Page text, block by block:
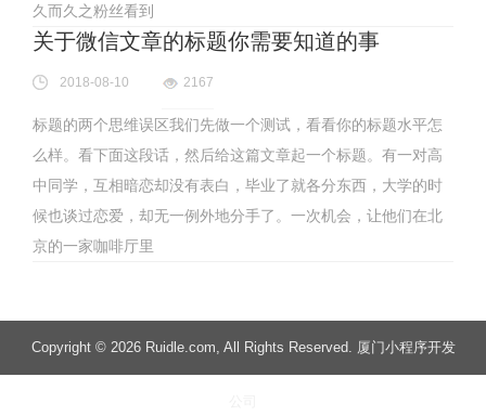
久而久之粉丝看到
关于微信文章的标题你需要知道的事
2018-08-10 2167
标题的两个思维误区我们先做一个测试，看看你的标题水平怎
么样。看下面这段话，然后给这篇文章起一个标题。有一对高
中同学，互相暗恋却没有表白，毕业了就各分东西，大学的时
候也谈过恋爱，却无一例外地分手了。一次机会，让他们在北
京的一家咖啡厅里
Copyright © 2026 Ruidle.com , All Rights Reserved. 厦门小程序开发